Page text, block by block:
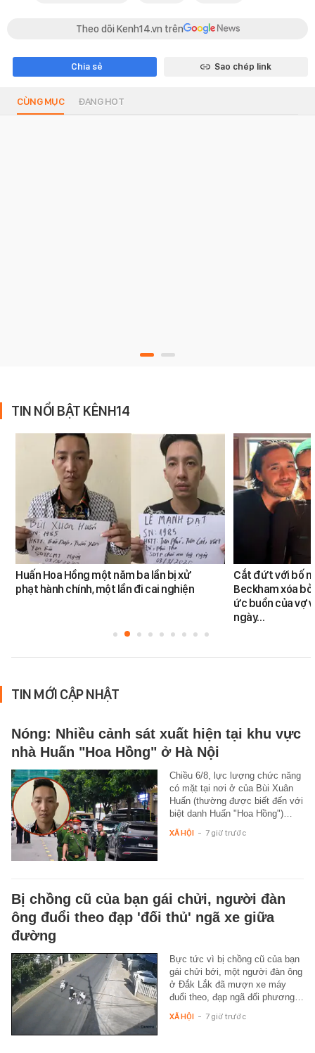
Theo dõi Kenh14.vn trên
Chia sẻ Sao chép link
CÙNG MỤC ĐANG HOT
TIN NỔI BẬT KÊNH14
Huấn Hoa Hồng một năm ba lần bị xử
phạt hành chính, một lần đi cai nghiện
Cắt đứt với bố
Beckham xóa
ức buồn của vợ
ngày…
TIN MỚI CẬP NHẬT
Nóng: Nhiều cảnh sát xuất hiện tại khu vực
nhà Huấn "Hoa Hồng" ở Hà Nội
Chiều 6/8, lực lượng chức năng
có mặt tại nơi ở của Bùi Xuân
Huấn (thường được biết đến với
biệt danh Huấn "Hoa Hồng")…
XÃ HỘI - 7 giờ trước
Bị chồng cũ của bạn gái chửi, người đàn
ông đuổi theo đạp 'đối thủ' ngã xe giữa
đường
Bực tức vì bị chồng cũ của bạn
gái chửi bới, một người đàn ông
ở Đắk Lắk đã mượn xe máy
đuổi theo, đạp ngã đối phương…
XÃ HỘI - 7 giờ trước